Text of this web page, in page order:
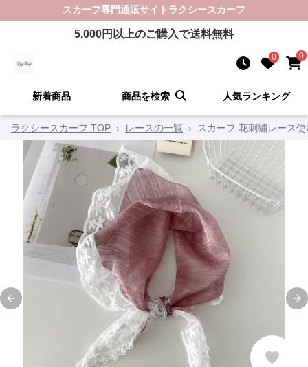
スカーフ専門通販サイト ラクシースカーフ
5,000円以上のご購入で送料無料
0 0
新着商品 商品を検索 人気ランキング
ラクシースカーフ TOP › レースの一覧 › スカーフ 花刺繍レース
Previous slide